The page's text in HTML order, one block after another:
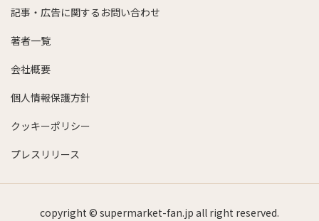
記事・広告に関するお問い合わせ
著者一覧
会社概要
個人情報保護方針
クッキーポリシー
プレスリリース
copyright © supermarket-fan.jp all right reserved.